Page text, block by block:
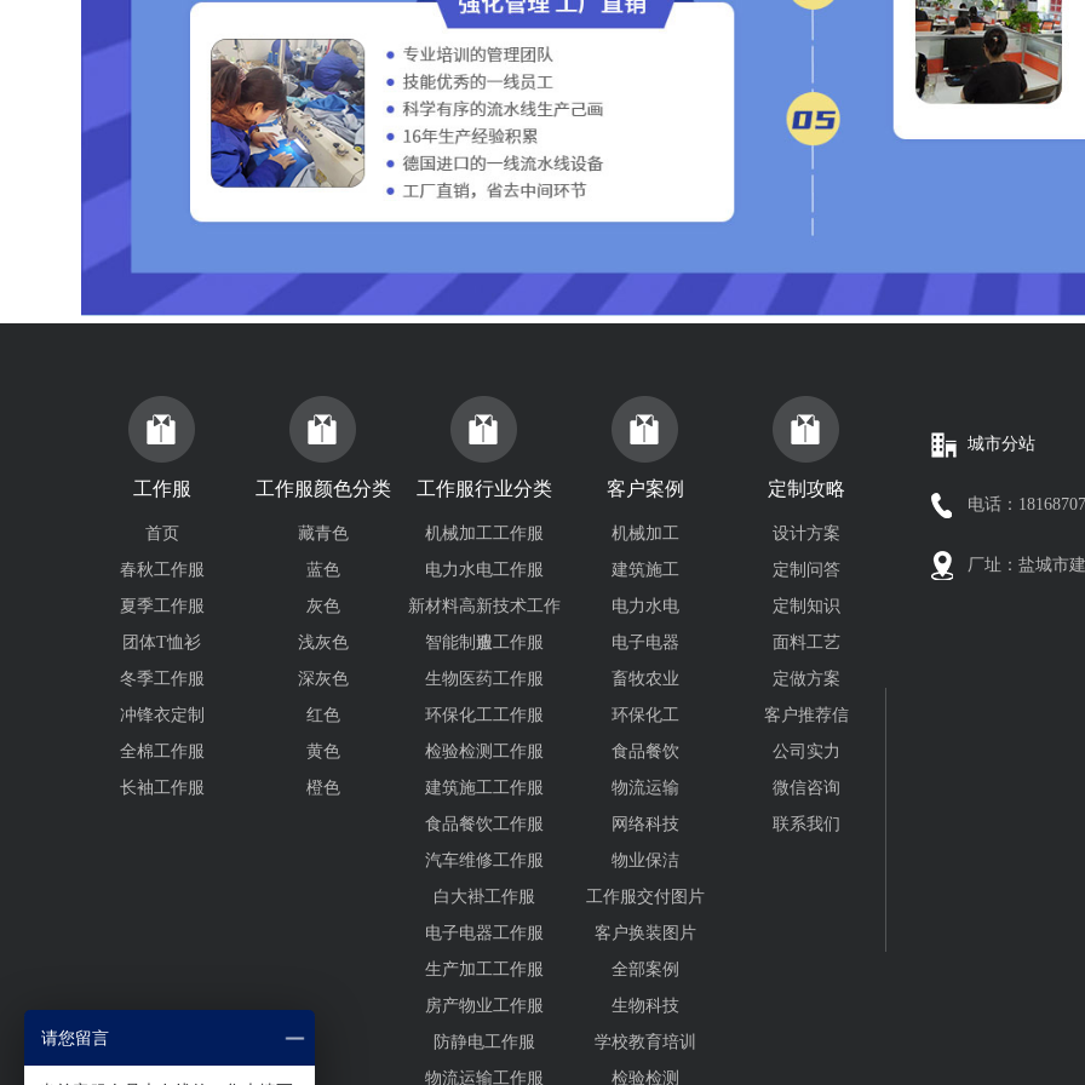
工作服
首页
春秋工作服
夏季工作服
团体T恤衫
冬季工作服
冲锋衣定制
全棉工作服
长袖工作服
工作服颜色分类
藏青色
蓝色
灰色
浅灰色
深灰色
红色
黄色
橙色
工作服行业分类
机械加工工作服
电力水电工作服
新材料高新技术工作
服
智能制造工作服
生物医药工作服
环保化工工作服
检验检测工作服
建筑施工工作服
食品餐饮工作服
汽车维修工作服
白大褂工作服
电子电器工作服
生产加工工作服
房产物业工作服
防静电工作服
物流运输工作服
客户案例
机械加工
建筑施工
电力水电
电子电器
畜牧农业
环保化工
食品餐饮
物流运输
网络科技
物业保洁
工作服交付图片
客户换装图片
全部案例
生物科技
学校教育培训
检验检测
定制攻略
设计方案
定制问答
定制知识
面料工艺
定做方案
客户推荐信
公司实力
微信咨询
联系我们
城市分站
电话：
厂址：盐城市
请您留言